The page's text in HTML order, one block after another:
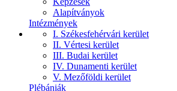
Alapítványok
Intézmények
I. Székesfehérvári kerület
II. Vértesi kerület
III. Budai kerület
IV. Dunamenti kerület
V. Mezőföldi kerület
Plébániák